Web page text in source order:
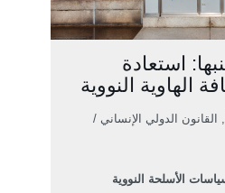
استعادة
الهاوية النووية
, القانون الدولي الإنساني /
الأسلحة النووية